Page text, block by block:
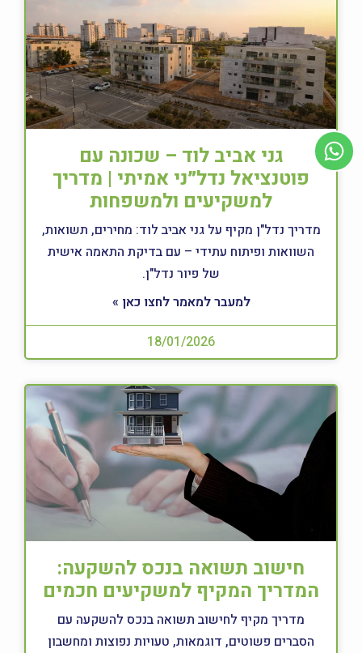
גני אביב לוד – שכונה עם
פוטנציאל נדל״ני אמיתי | מדריך
למשקיעים ולמשפחות
מדריך נדל"ן מקיף על גני אביב לוד: מחירים, תשואות,
השוואות ופיתוח עתידי – עם בדיקת התאמה אישית
של פיור נדל"ן.
למעבר למאמר לחצו כאן »
18/01/2026
חישוב תשואה בנכס להשקעה:
המדריך המקיף למשקיעים חכמים
מדריך מקיף לחישוב תשואה בנכס להשקעה עם
הסברים פשוטים, דוגמאות, טעויות נפוצות ומחשבון